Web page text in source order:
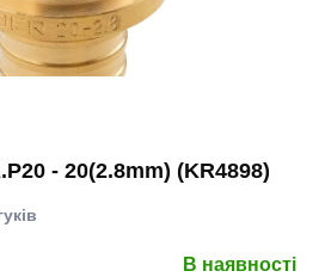
- 20(2.8mm) (KR4898)
В наявності